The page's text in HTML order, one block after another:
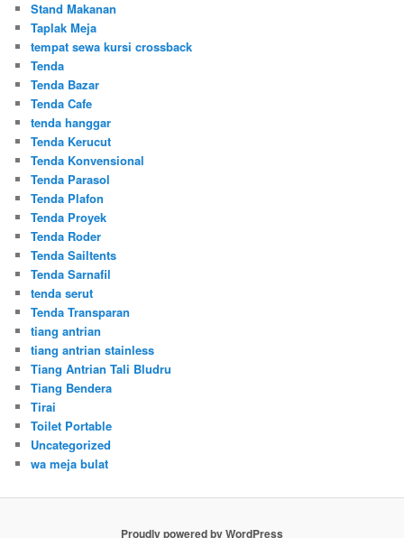
Stand Makanan
Taplak Meja
tempat sewa kursi crossback
Tenda
Tenda Bazar
Tenda Cafe
tenda hanggar
Tenda Kerucut
Tenda Konvensional
Tenda Parasol
Tenda Plafon
Tenda Proyek
Tenda Roder
Tenda Sailtents
Tenda Sarnafil
tenda serut
Tenda Transparan
tiang antrian
tiang antrian stainless
Tiang Antrian Tali Bludru
Tiang Bendera
Tirai
Toilet Portable
Uncategorized
wa meja bulat
Proudly powered by WordPress